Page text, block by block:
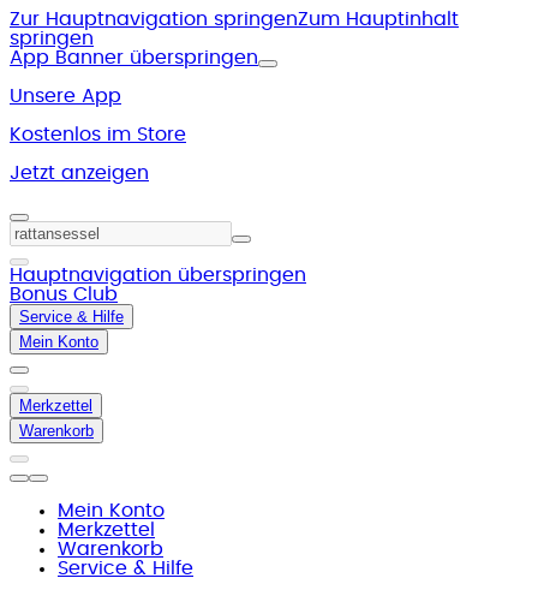
Zur Hauptnavigation springenZum Hauptinhalt
springen
App Banner überspringen
Unsere App
Kostenlos im Store
Jetzt anzeigen
Hauptnavigation überspringen
Bonus Club
Service & Hilfe
Mein Konto
Merkzettel
Warenkorb
Mein Konto
Merkzettel
Warenkorb
Service & Hilfe